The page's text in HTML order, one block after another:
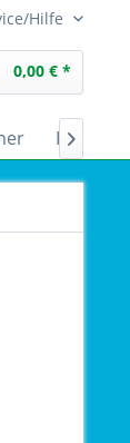
Hilfe
0,00 € *
